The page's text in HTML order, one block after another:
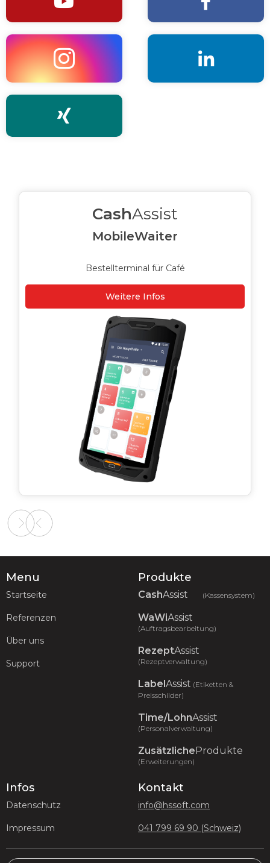
 

CashAssist
MobileWaiter
Bestellterminal für Café
Weitere Infos
Slide 2 of 2.
Menu
Startseite
Referenzen
Über uns
Support
Produkte
CashAssist (Kassensystem)
WaWiAssist
(Auftragsbearbeitung)
RezeptAssist
(Rezeptverwaltung)
LabelAssist (Etiketten &
Preisschilder)
Time/LohnAssist
(Personalverwaltung)
ZusätzlicheProdukte
(Erweiterungen)
Infos
Datenschutz
Impressum
Kontakt
info@hssoft.com
041 799 69 90 (Schweiz)